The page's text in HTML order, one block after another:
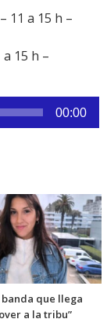
11 a 15 h –
15 h –
00:00
que llega
a la tribu”